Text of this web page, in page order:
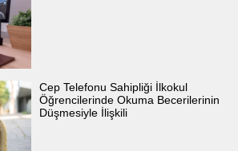
Cep Telefonu Sahipliği İlkokul
Öğrencilerinde Okuma Becerilerinin
Düşmesiyle İlişkili